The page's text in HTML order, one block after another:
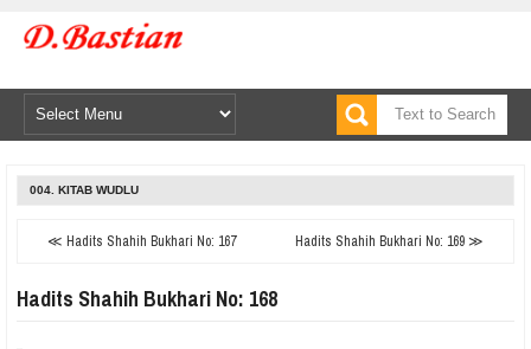
004. KITAB WUDLU
≪ Hadits Shahih Bukhari No: 167 Hadits Shahih Bukhari No: 169 ≫
Hadits Shahih Bukhari No: 168